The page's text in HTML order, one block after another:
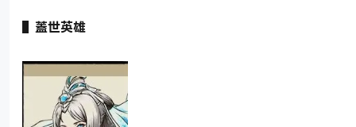
▌蓋世英雄